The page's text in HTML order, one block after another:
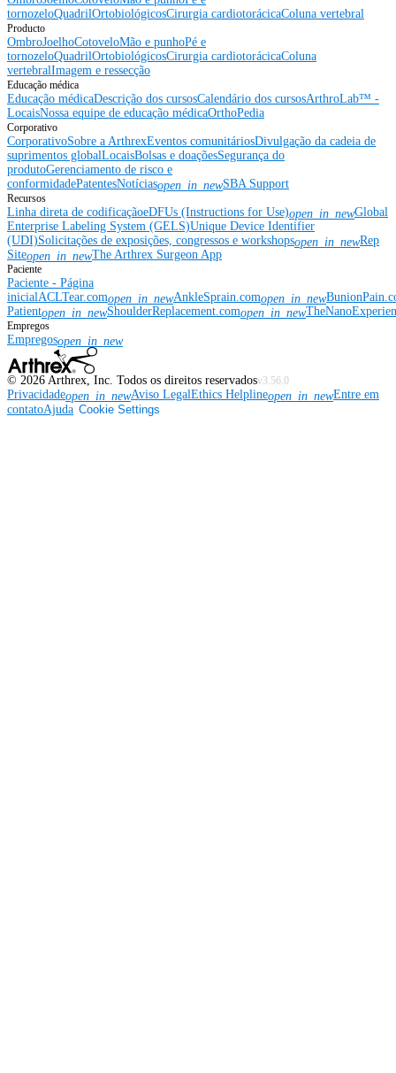
tornozeloQuadrilOrtobiológicosCirurgia cardiotorácicaColuna vertebral
Producto
OmbroJoelhoCotoveloMão e punhoPé e
tornozeloQuadrilOrtobiológicosCirurgia cardiotorácicaColuna
vertebralImagem e ressecção
Educação médica
Educação médicaDescrição dos cursosCalendário dos cursosArthroLab™ -
LocaisNossa equipe de educação médicaOrthoPedia
Corporativo
CorporativoSobre a ArthrexEventos comunitáriosDivulgação da cadeia de
suprimentos globalLocaisBolsas e doaçõesSegurança do
produtoGerenciamento de risco e
conformidadePatentesNotíciasopen_in_newSBA Support
Recursos
Linha direta de codificaçãoeDFUs (Instructions for Use)open_in_newGlobal
Enterprise Labeling System (GELS)Unique Device Identifier
(UDI)Solicitações de exposições, congressos e workshopsopen_in_newRep
Siteopen_in_newThe Arthrex Surgeon App
Paciente
Paciente - Página
inicial ACLTear.comopen_in_newAnkleSprain.comopen_in_new
Patientopen_in_newShoulderReplacement.comopen_in_new
Empregos
Empregosopen_in_new
© 2026 Arthrex, Inc. Todos os direitos reservadosv3.56.0
Privacidadeopen_in_newAviso LegalEthics Helplineopen_in_newEntre em
contatoAjuda Cookie Settings